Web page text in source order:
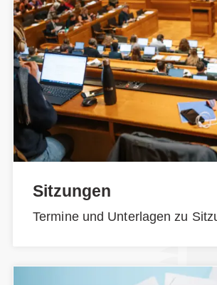
Sitzungen
Termine und Unterlagen zu